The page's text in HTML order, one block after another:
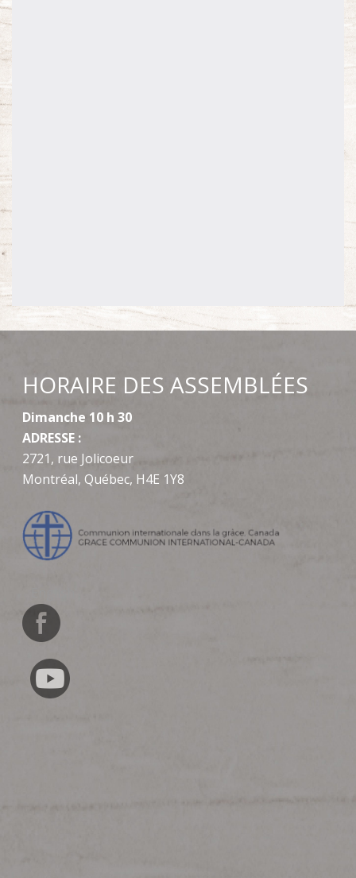
HORAIRE DES ASSEMBLÉES
Dimanche 10 h 30
ADRESSE :
2721, rue Jolicoeur
Montréal, Québec, H4E 1Y8